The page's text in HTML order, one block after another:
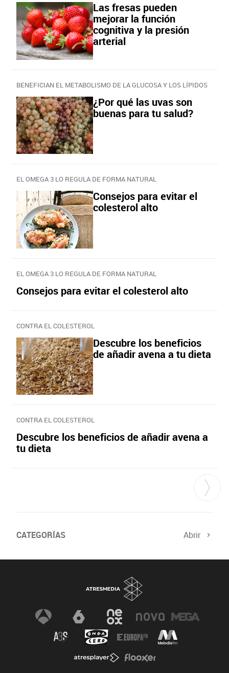
Las fresas pueden
mejorar la función
cognitiva y la presión
arterial
BENEFICIAN EL METABOLISMO DE LA GLUCOSA Y LOS LÍPIDOS
¿Por qué las uvas son
buenas para tu salud?
EL OMEGA 3 LO REGULA DE FORMA NATURAL
Consejos para evitar el
colesterol alto
EL OMEGA 3 LO REGULA DE FORMA NATURAL
Consejos para evitar el colesterol alto
CONTRA EL COLESTEROL
Descubre los beneficios
de añadir avena a tu dieta
CONTRA EL COLESTEROL
Descubre los beneficios de añadir avena a
tu dieta
CATEGORÍAS Abrir